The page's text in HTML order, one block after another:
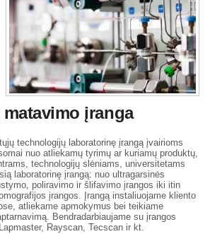
įranga
technologijų laboratorinę įrangą įvairioms
nuo atliekamų tyrimų ar kuriamų produktų,
technologijų slėniams, universitetams
laboratorinę įrangą: nuo ultragarsinės
poliravimo ir šlifavimo įrangos iki itin
įrangos. Įrangą instaliuojame kliento
atliekame apmokymus bei teikiame
Bendradarbiaujame su įrangos
Rayscan, Tecscan ir kt.